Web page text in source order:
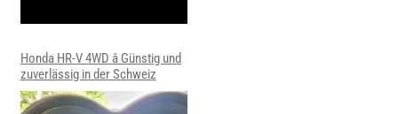
Honda HR-V 4WD â Günstig und
zuverlässig in der Schweiz